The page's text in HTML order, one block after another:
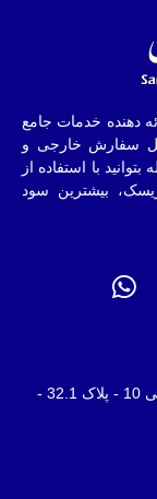
دهنده خدمات جامع
سفارش خارجی و
با استفاده از
بیشترین سود
دفتر مرکزی: مشهد - بلوار احمدآباد - راهنمایی 10 - پلاک 32.1 -